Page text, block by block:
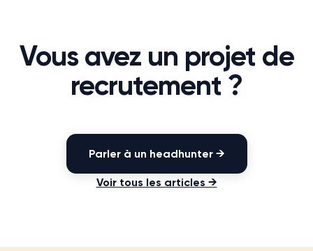
Vous avez un projet de
recrutement ?
Parler à un headhunter →
Voir tous les articles →